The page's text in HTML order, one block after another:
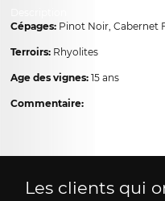
Cépages: Pinot Noir, Cabernet
Terroirs: Rhyolites
Age des vignes: 15 ans
Commentaire:
Les clients qui